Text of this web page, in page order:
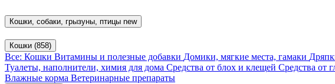
Кошки, собаки, грызуны, птицы new
Кошки (858)
Все: Кошки Витамины и полезные добавки Домики, мягкие места, гамаки
Туалеты, наполнители, химия для дома Средства от блох и клещей Средства от
Влажные корма Ветеринарные препараты